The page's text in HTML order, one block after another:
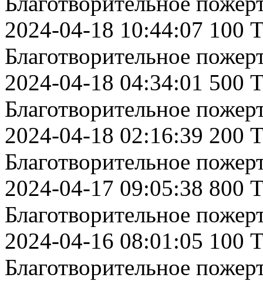
2024-04-18 10:44:07 100
Благотворительное
2024-04-18 04:34:01 500
Благотворительное
2024-04-18 02:16:39 200
Благотворительное
2024-04-17 09:05:38 800
Благотворительное
2024-04-16 08:01:05 100
Благотворительное